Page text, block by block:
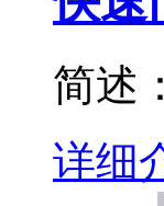
简述：
详细